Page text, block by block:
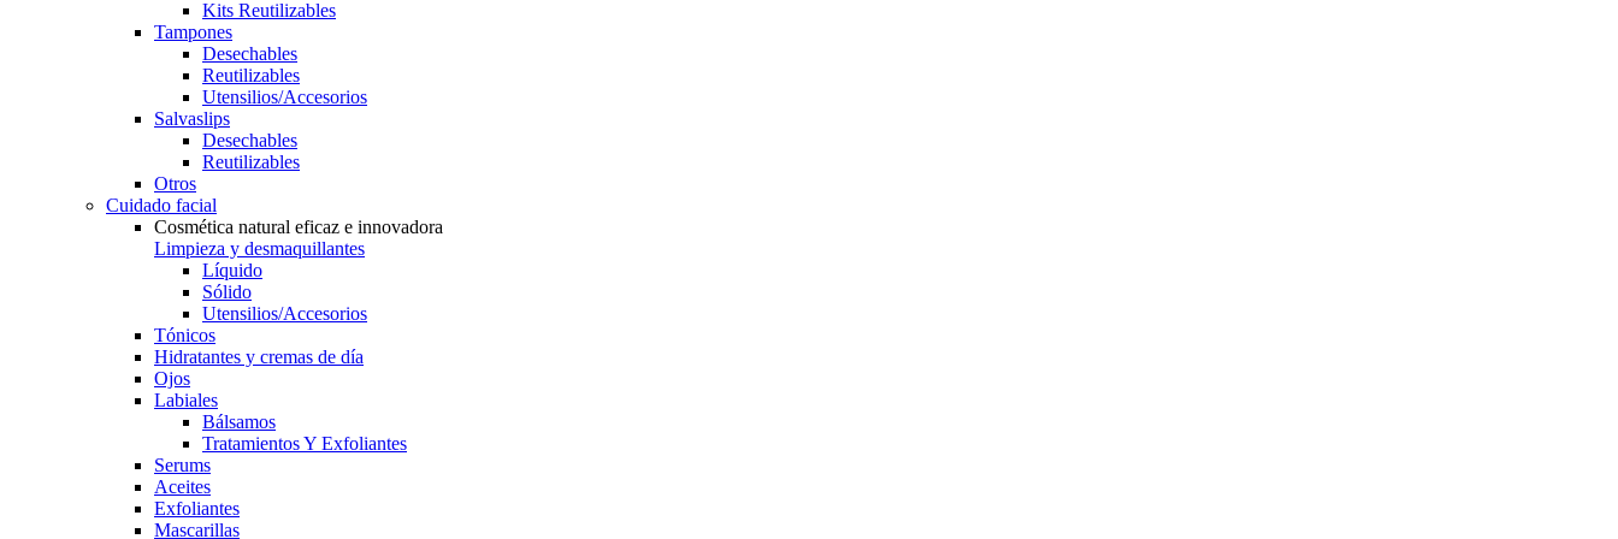
Kits Reutilizables
Tampones
Desechables
Reutilizables
Utensilios/Accesorios
Salvaslips
Desechables
Reutilizables
Otros
Cuidado facial
Cosmética natural eficaz e innovadora
Limpieza y desmaquillantes
Líquido
Sólido
Utensilios/Accesorios
Tónicos
Hidratantes y cremas de día
Ojos
Labiales
Bálsamos
Tratamientos Y Exfoliantes
Serums
Aceites
Exfoliantes
Mascarillas